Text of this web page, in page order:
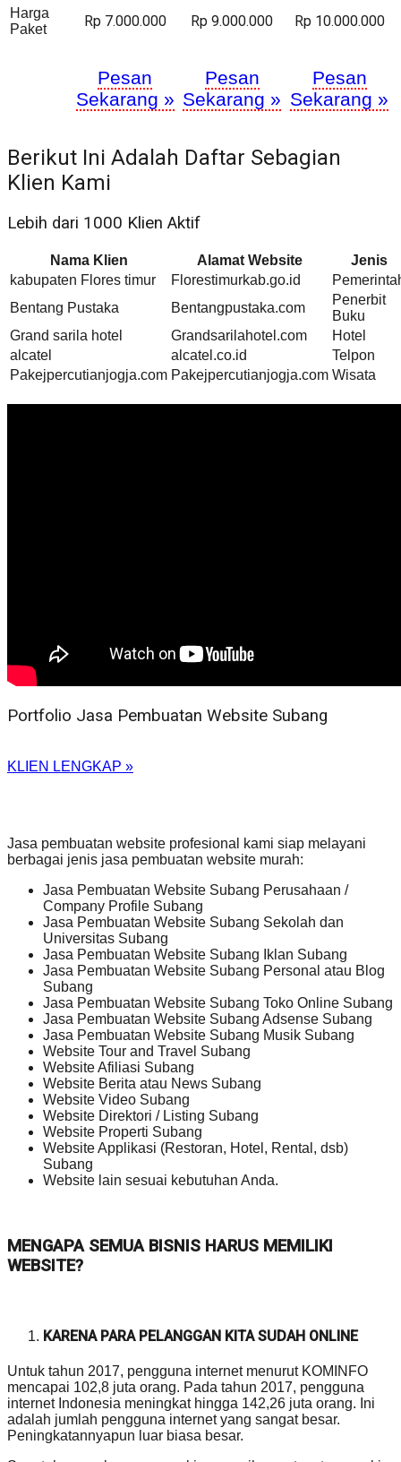
Harga
Paket
Rp 7.000.000 Rp 9.000.000 Rp 10.000.000
Pesan
Sekarang »
Pesan
Sekarang »
Pesan
Sekarang »
Berikut Ini Adalah Daftar Sebagian
Klien Kami
Lebih dari 1000 Klien Aktif
Nama Klien Alamat Website
Jenis
kabupaten Flores timur
Florestimurkab.go.id
Bentang Pustaka
Bentangpustaka.com
Penerbit
Buku
Grand sarila hotel
Grandsarilahotel.com
Hotel
alcatel
alcatel.co.id
Telpon
Pakejpercutianjogja.com Pakejpercutianjogja.com Wisata
Portfolio Jasa Pembuatan Website Subang
KLIEN LENGKAP »
Jasa pembuatan website profesional kami siap melayani
berbagai jenis jasa pembuatan website murah:
Jasa Pembuatan Website Subang Perusahaan /
Company Profile Subang
Jasa Pembuatan Website Subang Sekolah dan
Universitas Subang
Jasa Pembuatan Website Subang Iklan Subang
Jasa Pembuatan Website Subang Personal atau Blog
Subang
Jasa Pembuatan Website Subang Toko Online Subang
Jasa Pembuatan Website Subang Adsense Subang
Jasa Pembuatan Website Subang Musik Subang
Website Tour and Travel Subang
Website Afiliasi Subang
Website Berita atau News Subang
Website Video Subang
Website Direktori / Listing Subang
Website Properti Subang
Website Applikasi (Restoran, Hotel, Rental, dsb)
Subang
Website lain sesuai kebutuhan Anda.
MENGAPA SEMUA BISNIS HARUS MEMILIKI
WEBSITE?
KARENA PARA PELANGGAN KITA SUDAH ONLINE
Untuk tahun 2017, pengguna internet menurut KOMINFO
mencapai 102,8 juta orang. Pada tahun 2017, pengguna
internet Indonesia meningkat hingga 142,26 juta orang. Ini
adalah jumlah pengguna internet yang sangat besar.
Peningkatannyapun luar biasa besar.